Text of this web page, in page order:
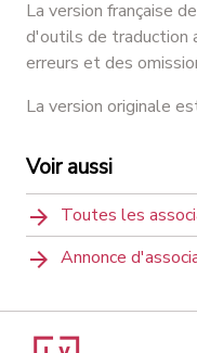
La version française
d'outils de traduction
erreurs et des
La version originale
Voir aussi
Toutes les
Annonce